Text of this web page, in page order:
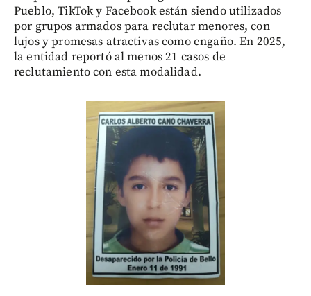
Pueblo, TikTok y Facebook están siendo utilizados
por grupos armados para reclutar menores, con
lujos y promesas atractivas como engaño. En 2025,
la entidad reportó al menos 21 casos de
reclutamiento con esta modalidad.